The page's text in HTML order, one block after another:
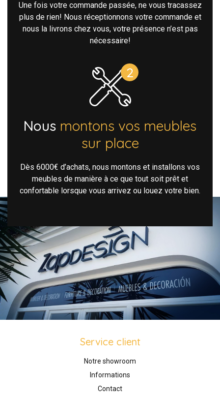
Une fois votre commande passée, ne vous tracassez
plus de rien! Nous réceptionnons votre commande et
nous la livrons chez vous, votre présence n’est pas
nécessaire!
Nous montons vos meubles
sur place
Dès 6000€ d’achats, nous montons et installons vos
meubles de manière à ce que tout soit prêt et
confortable lorsque vous arrivez ou louez votre bien.
Service client
Notre showroom
Informations
Contact